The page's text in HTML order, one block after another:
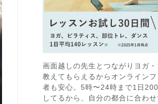
画面越しの先生とつながりヨガ
教えてもらえるからオンライン
者も安心。5時〜24時まで1日
してるから、自分の都合に合わ